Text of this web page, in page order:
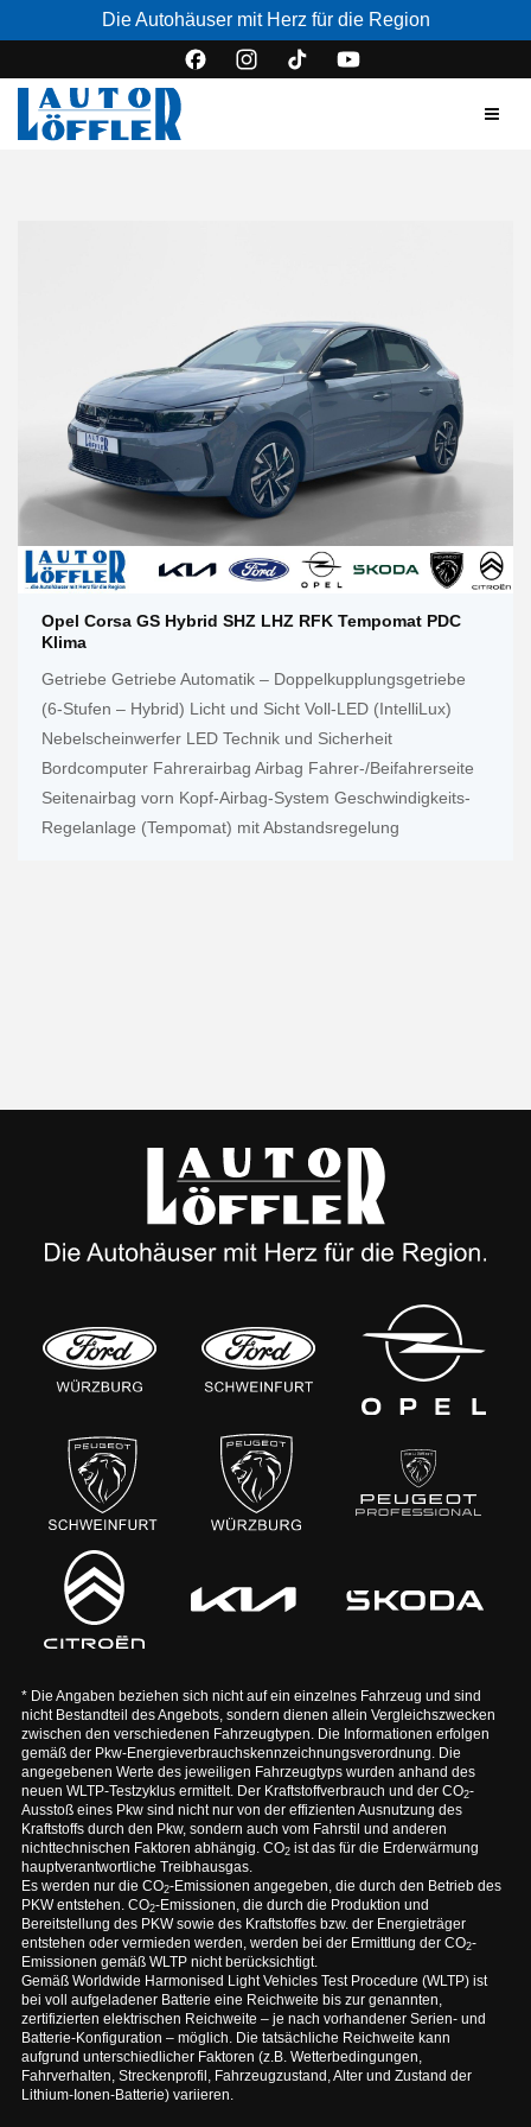
Die Autohäuser mit Herz für die Region
Opel Corsa GS Hybrid SHZ LHZ RFK Tempomat PDC
Klima
Getriebe Getriebe Automatik – Doppelkupplungsgetriebe
(6-Stufen – Hybrid) Licht und Sicht Voll-LED (IntelliLux)
Nebelscheinwerfer LED Technik und Sicherheit
Bordcomputer Fahrerairbag Airbag Fahrer-/Beifahrerseite
Seitenairbag vorn Kopf-Airbag-System Geschwindigkeits-
Regelanlage (Tempomat) mit Abstandsregelung
* Die Angaben beziehen sich nicht auf ein einzelnes Fahrzeug und sind
nicht Bestandteil des Angebots, sondern dienen allein Vergleichszwecken
zwischen den verschiedenen Fahrzeugtypen. Die Informationen erfolgen
gemäß der Pkw-Energieverbrauchskennzeichnungsverordnung. Die
angegebenen Werte des jeweiligen Fahrzeugtyps wurden anhand des
neuen WLTP-Testzyklus ermittelt. Der Kraftstoffverbrauch und der CO2-
Ausstoß eines Pkw sind nicht nur von der effizienten Ausnutzung des
Kraftstoffs durch den Pkw, sondern auch vom Fahrstil und anderen
nichttechnischen Faktoren abhängig. CO2ist das für die Erderwärmung
hauptverantwortliche Treibhausgas.
Es werden nur die CO2-Emissionen angegeben, die durch den Betrieb des
PKW entstehen. CO2-Emissionen, die durch die Produktion und
Bereitstellung des PKW sowie des Kraftstoffes bzw. der Energieträger
entstehen oder vermieden werden, werden bei der Ermittlung der CO2-
Emissionen gemäß WLTP nicht berücksichtigt.
Gemäß Worldwide Harmonised Light Vehicles Test Procedure (WLTP) ist
bei voll aufgeladener Batterie eine Reichweite bis zur genannten,
zertifizierten elektrischen Reichweite – je nach vorhandener Serien- und
Batterie-Konfiguration – möglich. Die tatsächliche Reichweite kann
aufgrund unterschiedlicher Faktoren (z.B. Wetterbedingungen,
Fahrverhalten, Streckenprofil, Fahrzeugzustand, Alter und Zustand der
Lithium-Ionen-Batterie) variieren.